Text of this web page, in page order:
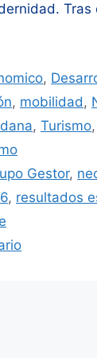
,
, mobilidad,
, Turismo,
Gestor,
, resultados